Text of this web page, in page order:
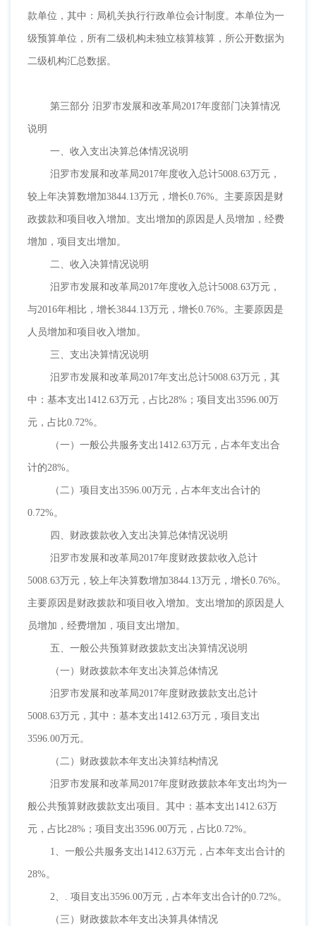
款单位，其中：局机关执行行政单位会计制度。 本单位为一
级预算单位，所有二级机构未独立核算核算，所公开数据为
二级机构汇总数据。
第三部分 汨罗市发展和改革局2017年度部门决算情况
说明
一、收入支出决算总体情况说明
汨罗市发展和改革局2017年度收入总计5008.63万元，
较上年决算数增加3844.13万元，增长0.76%。主要原因是财
政拨款和项目收入增加。支出增加的原因是人员增加，经费
增加，项目支出增加。
二、收入决算情况说明
汨罗市发展和改革局2017年度收入总计5008.63万元，
与2016年相比，增长3844.13万元，增长0.76%。主要原因是
人员增加和项目收入增加。
三、支出决算情况说明
汨罗市发展和改革局2017年支出总计5008.63万元，其
中：基本支出1412.63万元，占比28%；项目支出3596.00万
元，占比0.72%。
（一）一般公共服务支出 1412.63万元，占本年支出合
计的28%。
（二）项目支出3596.00万元，占本年支出合计的
0.72%。
四、财政拨款收入支出决算总体情况说明
汨罗市发展和改革局2017年度财政拨款收入总计
5008.63万元，较上年决算数增加3844.13万元，增长0.76%。
主要原因是财政拨款和项目收入增加。支出增加的原因是人
员增加，经费增加，项目支出增加。
五、一般公共预算财政拨款支出决算情况说明
（一）财政拨款本年支出决算总体情况
汨罗市发展和改革局2017年度财政拨款支出总计
5008.63万元，其中：基本支出1412.63万元，项目支出
3596.00万元。
（二）财政拨款本年支出决算结构情况
汨罗市发展和改革局2017年度财政拨款本年支出均为一
般公共预算财政拨款支出项目。其中：基本支出1412.63万
元，占比28%；项目支出3596.00万元，占比0.72%。
1、一般公共服务支出1412.63万元，占本年支出合计的
28%。
2、. 项目支出3596.00万元，占本年支出合计的0.72%。
（三）财政拨款本年支出决算具体情况